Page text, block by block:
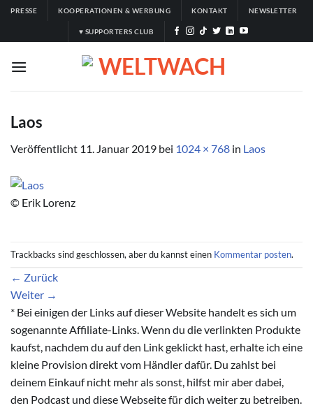
Zum
springen
PRESSE KOOPERATIONEN & WERBUNG KONTAKT NEWSLETTER
♥ SUPPORTERS CLUB
Laos
Veröffentlicht 11. Januar 2019 bei 1024 × 768 in Laos
© Erik Lorenz
Trackbacks sind geschlossen, aber du kannst einen Kommentar posten.
← Zurück
Weiter →
* Bei einigen der Links auf dieser Website handelt es sich um
sogenannte Affiliate-Links. Wenn du die verlinkten Produkte
kaufst, nachdem du auf den Link geklickt hast, erhalte ich eine
kleine Provision direkt vom Händler dafür. Du zahlst bei
deinem Einkauf nicht mehr als sonst, hilfst mir aber dabei,
den Podcast und diese Webseite für dich weiter zu betreiben.